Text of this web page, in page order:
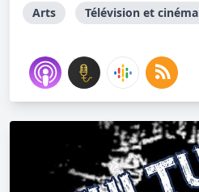
Arts Télévision et cinéma